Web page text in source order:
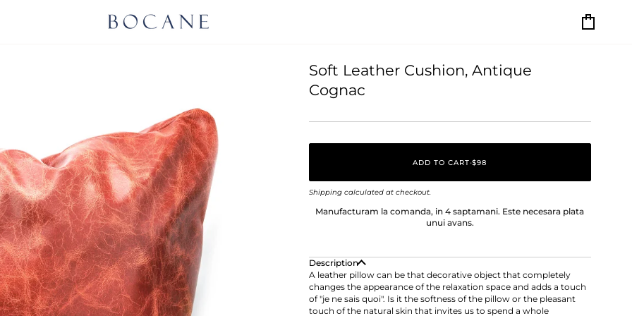
Soft Leather Cushion, Antique
Cognac
ADD TO CART•$98
Shippingcalculated at checkout.
Manufacturam la comanda, in 4 saptamani. Este necesara plata
unui avans.
Description
A leather pillow can be that decorative object that completely
changes the appearance of the relaxation space and adds a touch
of "je ne sais quoi". Is it the softness of the pillow or the pleasant
touch of the natural skin that invites us to spend a whole